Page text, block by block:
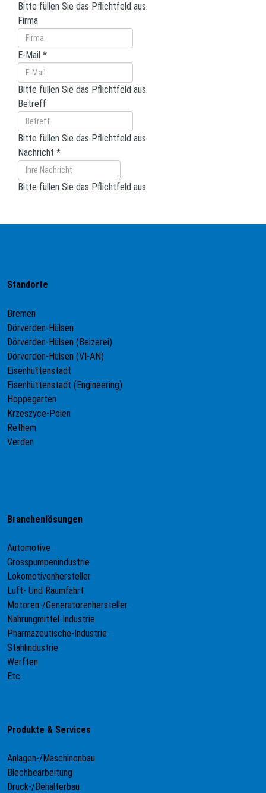
Bitte füllen Sie das Pflichtfeld aus.
Firma
E-Mail *
Bitte füllen Sie das Pflichtfeld aus.
Betreff
Bitte füllen Sie das Pflichtfeld aus.
Nachricht *
Bitte füllen Sie das Pflichtfeld aus.
Standorte
Bremen
Dörverden-Hülsen
Dörverden-Hülsen (Beizerei)
Dörverden-Hülsen (VI-AN)
Eisenhüttenstadt
Eisenhüttenstadt (Engineering)
Hoppegarten
Krzeszyce-Polen
Rethem
Verden
Branchenlösungen
Automotive
Grosspumpenindustrie
Lokomotivenhersteller
Luft- Und Raumfahrt
Motoren-/Generatorenhersteller
Nahrungmittel-Industrie
Pharmazeutische-Industrie
Stahlindustrie
Werften
Etc.
Produkte & Services
Anlagen-/Maschinenbau
Blechbearbeitung
Druck-/Behälterbau